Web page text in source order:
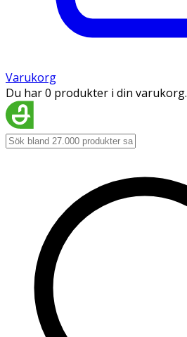
Varukorg
Du har 0 produkter i din varukorg.